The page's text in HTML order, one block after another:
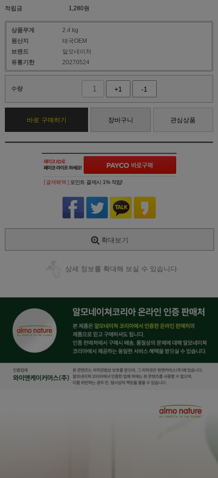
적립금 1,280원
상품무게
2.4 kg
원산지
태국OEM
브랜드
알모네이처
유통기한
20270524
수량 +1 -1
바로 구매하기 장바구니 관심상품
[ 결제혜택 ] 포인트 결제시 1% 적립!
확대보기
상세 정보를 확대해 보실 수 있습니다